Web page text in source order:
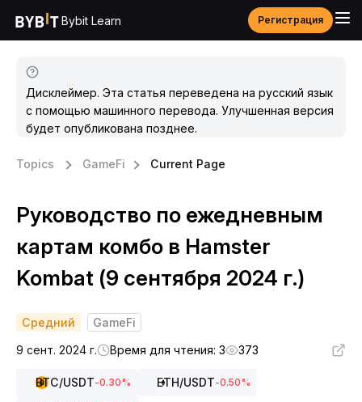
Bybit Learn Регистрация
Дисклеймер. Эта статья переведена на русский язык
с помощью машинного перевода. Улучшенная версия
будет опубликована позднее.
Topics GameFi Current Page
Руководство по ежедневным
картам комбо в Hamster
Kombat (9 сентября 2024 г.)
Средний
GameFi
9 сент. 2024 г.
Время для чтения: 3 373
BTC/USDT-0.30% ETH/USDT-0.50%